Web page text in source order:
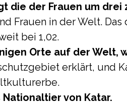
die der Frauen um drei
Frauen in der Welt.
bei 1,02.
Orte auf der Welt,
erklärt, und
Nationaltier von Katar.